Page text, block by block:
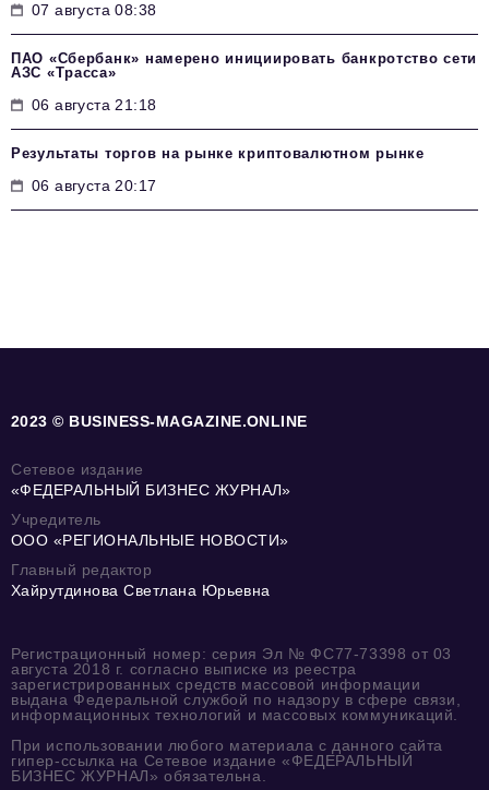
07 августа 08:38
ПАО «Сбербанк» намерено инициировать банкротство сети
АЗС «Трасса»
06 августа 21:18
Результаты торгов на рынке криптовалютном рынке
06 августа 20:17
2023 © BUSINESS-MAGAZINE.ONLINE
Сетевое издание
«ФЕДЕРАЛЬНЫЙ БИЗНЕС ЖУРНАЛ»
Учредитель
ООО «РЕГИОНАЛЬНЫЕ НОВОСТИ»
Главный редактор
Хайрутдинова Светлана Юрьевна
Регистрационный номер: серия Эл № ФС77-73398 от 03
августа 2018 г. согласно выписке из реестра
зарегистрированных средств массовой информации
выдана Федеральной службой по надзору в сфере связи,
информационных технологий и массовых коммуникаций.
При использовании любого материала с данного сайта
гипер-ссылка на Сетевое издание «ФЕДЕРАЛЬНЫЙ
БИЗНЕС ЖУРНАЛ» обязательна.